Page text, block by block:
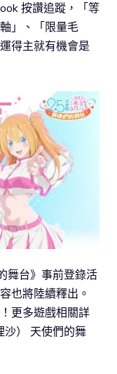
按讚追蹤，「等
」、「限量毛
得主就有機會是
舞台》事前登錄活
也將陸續釋出。
更多遊戲相關詳
沙） 天使們的舞